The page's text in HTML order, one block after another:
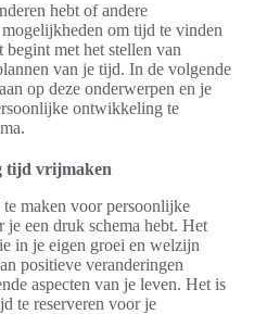
hebt of andere
om tijd te vinden
met het stellen van
van je tijd. In de volgende
op deze onderwerpen en je
ontwikkeling te
tijd vrijmaken
maken voor persoonlijke
een druk schema hebt. Het
in je eigen groei en welzijn
positieve veranderingen
aspecten van je leven. Het is
te reserveren voor je